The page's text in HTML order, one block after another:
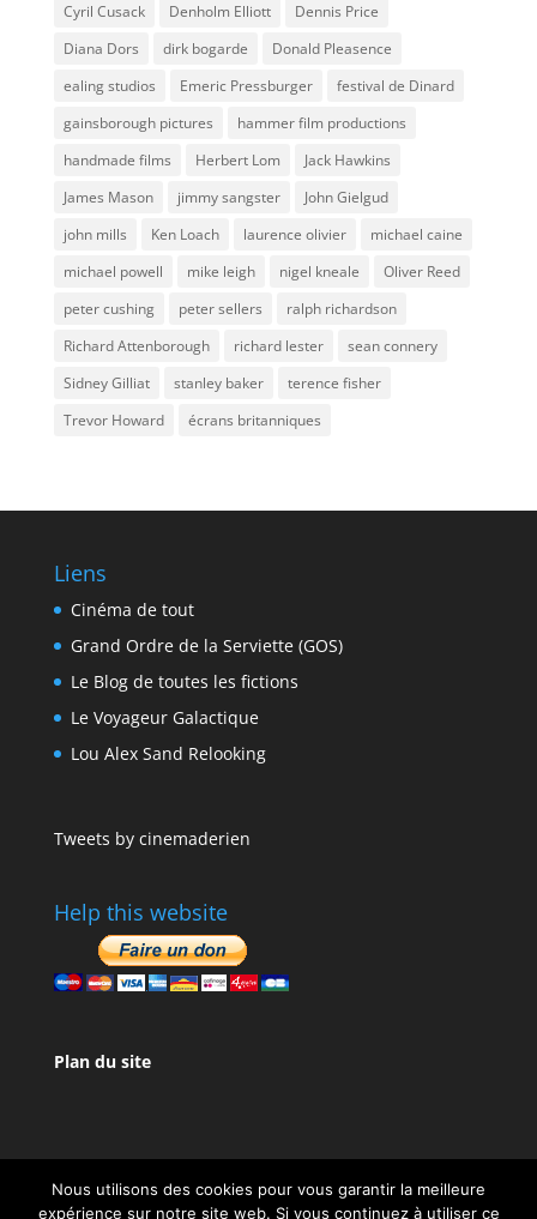
Cyril Cusack
Denholm Elliott
Dennis Price
Diana Dors
dirk bogarde
Donald Pleasence
ealing studios
Emeric Pressburger
festival de Dinard
gainsborough pictures
hammer film productions
handmade films
Herbert Lom
Jack Hawkins
James Mason
jimmy sangster
John Gielgud
john mills
Ken Loach laurence olivier
michael caine
michael powell
mike leigh nigel kneale
Oliver Reed
peter cushing
peter sellers
ralph richardson
Richard Attenborough
richard lester
sean connery
Sidney Gilliat
stanley baker
terence fisher
Trevor Howard
écrans britanniques
Liens
Cinéma de tout
Grand Ordre de la Serviette (GOS)
Le Blog de toutes les fictions
Le Voyageur Galactique
Lou Alex Sand Relooking
Tweets by cinemaderien
Help this website
Plan du site
Nous utilisons des cookies pour vous garantir la meilleure
expérience sur notre site web. Si vous continuez à utiliser ce